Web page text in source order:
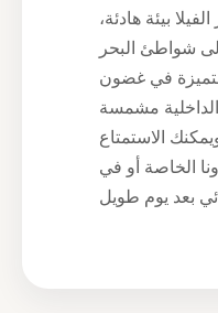
بيئة هادئة،
شواطئ البحر
في غضون
مشمسة
الاستمتاع
الخاصة أو في